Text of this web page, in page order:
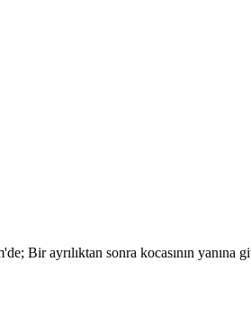
ayrılıktan sonra kocasının yanına